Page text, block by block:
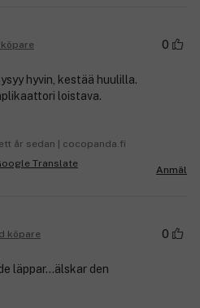
0
hyvin, kestää huulilla.
loistava.
år sedan | cocopanda.fi
Anmäl
köpare 0
läppar...älskar den